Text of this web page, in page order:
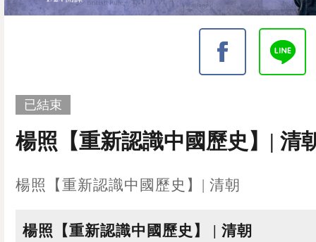
已結束
楊照【重新認識中國歷史】| 清
楊照【重新認識中國歷史】| 清朝
楊照【重新認識中國歷史】 | 清朝